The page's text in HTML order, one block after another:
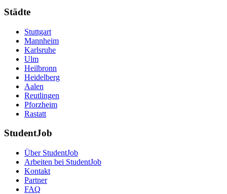
Städte
Stuttgart
Mannheim
Karlsruhe
Ulm
Heilbronn
Heidelberg
Aalen
Reutlingen
Pforzheim
Rastatt
StudentJob
Über StudentJob
Arbeiten bei StudentJob
Kontakt
Partner
FAQ